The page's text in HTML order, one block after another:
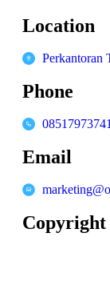
Location
Perkantoran
Phone
Email
Copyright